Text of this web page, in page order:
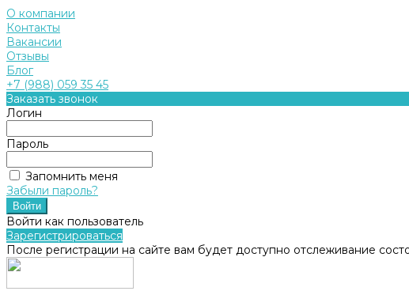
О компании
Контакты
Вакансии
Отзывы
Блог
+7 (988) 059 35 45
Заказать звонок
Логин
Пароль
Запомнить меня
Забыли пароль?
Войти как пользователь
Зарегистрироваться
После регистрации на сайте вам будет доступно отслеживание